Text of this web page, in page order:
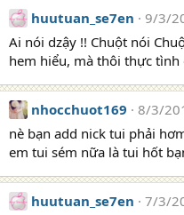
huutuan_se7en
9/3/
Ai nói dzậy !! Chuột nói
hem hiểu, mà thôi thực tình
nhocchuot169
8/3/
nè bạn add nick tui phải
em tui sém nữa là tui hốt
huutuan_se7en
7/3/